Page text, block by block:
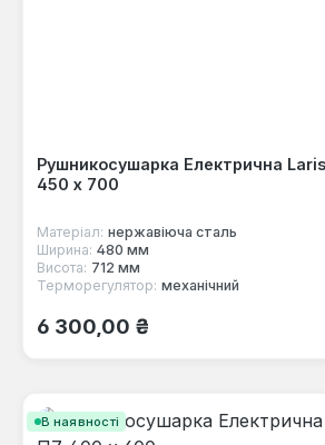
Рушникосушарка Електрична Laris
450 х 700
Матеріал: нержавіюча сталь
Ширина: 480 мм
Висота: 712 мм
Терморегулятор: механічний
Звичайна ціна:
6 300,00 ₴
В наявності